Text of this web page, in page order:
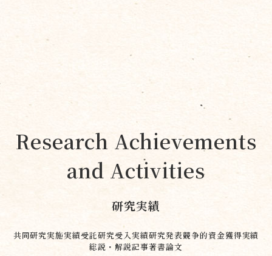
Research Achievements
and Activities
研究実績
共同研究実施実績受託研究受入実績研究発表競争的資金獲得実績
総説・解説記事著書論文